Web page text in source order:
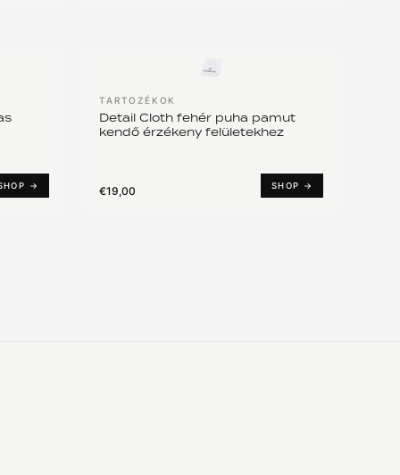
→
TARTOZÉKOK
Detail Cloth fehér puha pamut
kendő érzékeny felületekhez
€19,00 SHOP →